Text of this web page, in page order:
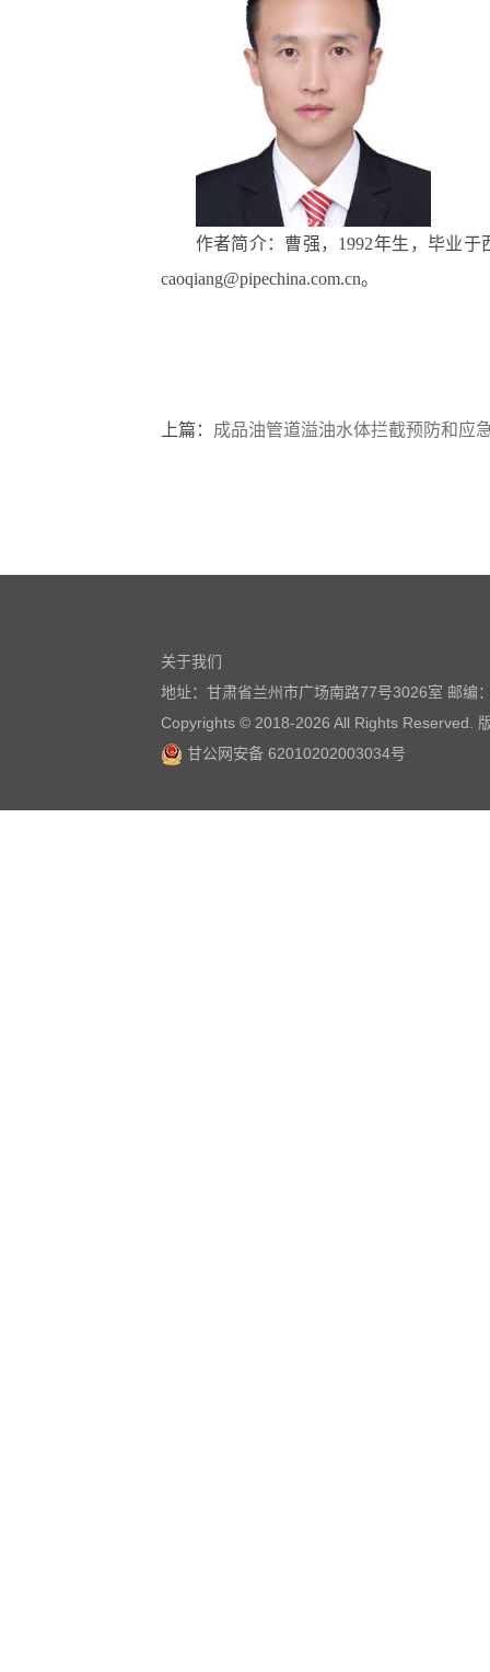
作者简介：曹强，1992年生，毕业
caoqiang@pipechina.com.cn。
上篇： 成品油管道溢油水体拦截预防和应
关于我们
地址：甘肃省兰州市广场南路77号3026室 邮编
Copyrights © 2018-2026 All Rights Reserved.
甘公网安备 62010202003034号